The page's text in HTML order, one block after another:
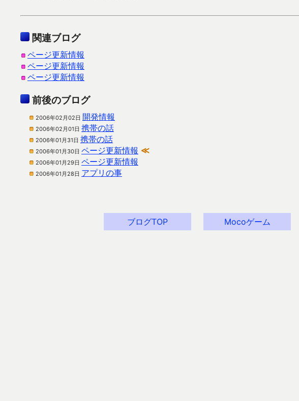
関連ブログ
ページ更新情報
ページ更新情報
ページ更新情報
前後のブログ
2006年02月02日 開発情報
2006年02月01日 携帯の話
2006年01月31日 携帯の話
2006年01月30日 ページ更新情報 ≪
2006年01月29日 ページ更新情報
2006年01月28日 アプリの事
ブログTOP Mocoゲーム